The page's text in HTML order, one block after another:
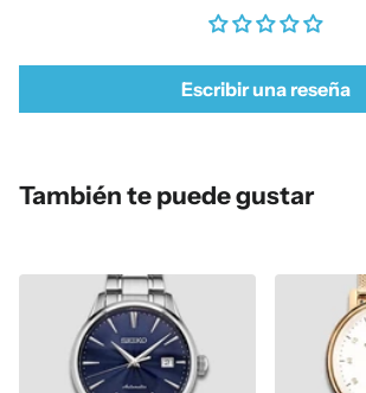
Escribir una reseña
También te puede gustar